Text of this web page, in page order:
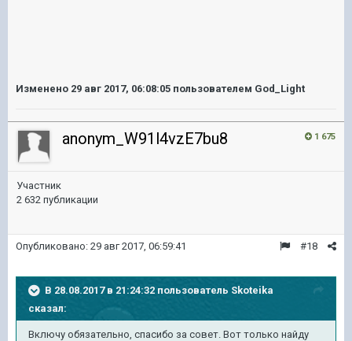
Изменено 29 авг 2017, 06:08:05 пользователем God_Light
1 675
anonym_W91l4vzE7bu8
Участник
2 632 публикации
#18
Опубликовано: 29 авг 2017, 06:59:41
В 28.08.2017 в 21:24:32 пользователь Skoteika
сказал:
Включу обязательно, спасибо за совет. Вот только найду